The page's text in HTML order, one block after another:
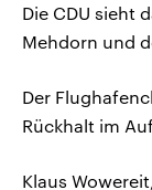
Die CDU sieht
Mehdorn und
Der
Rückhalt im
Klaus